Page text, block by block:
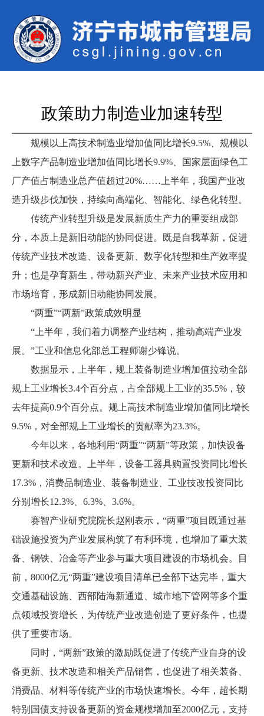
政策助力制造业加速转型
规模以上高技术制造业增加值同比增长9.5%、规模以
上数字产品制造业增加值同比增长9.9%、国家层面绿色工
厂产值占制造业总产值超过20%……上半年，我国产业改
造升级步伐加快，持续向高端化、智能化、绿色化转型。
传统产业转型升级是发展新质生产力的重要组成部
分，本质上是新旧动能的协同促进。既是自我革新，促进
传统产业技术改造、设备更新、数字化转型和生产效率提
升；也是孕育新生，带动新兴产业、未来产业技术应用和
市场培育，形成新旧动能协同发展。
“两重”“两新”政策成效明显
“上半年，我们着力调整产业结构，推动高端产业发
展。”工业和信息化部总工程师谢少锋说。
数据显示，上半年，规上装备制造业增加值拉动全部
规上工业增长3.4个百分点，占全部规上工业的35.5%，较
去年提高0.9个百分点。规上高技术制造业增加值同比增长
9.5%，对全部规上工业增长的贡献率为23.3%。
今年以来，各地利用“两重”“两新”等政策，加快设备
更新和技术改造。上半年，设备工器具购置投资同比增长
17.3%，消费品制造业、装备制造业、工业技改投资同比
分别增长12.3%、6.3%、3.6%。
赛智产业研究院院长赵刚表示，“两重”项目既通过基
础设施投资为产业发展构筑了有利环境，也增加了重大装
备、钢铁、冶金等产业参与重大项目建设的市场机会。目
前，8000亿元“两重”建设项目清单已全部下达完毕，重大
交通基础设施、西部陆海新通道、城市地下管网等多个重
点领域投资增长，为传统产业改造创造了更好条件，也提
供了重要市场。
同时，“两新”政策的激励既促进了传统产业自身的设
备更新、技术改造和相关产品销售，也促进了相关装备、
消费品、材料等传统产业的市场快速增长。今年，超长期
特别国债支持设备更新的资金规模增加至2000亿元，支持